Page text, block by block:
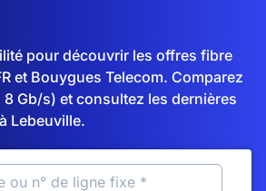
pour découvrir les offres fibre
et Bouygues Telecom. Comparez
Gb/s) et consultez les dernières
Lebeuville.